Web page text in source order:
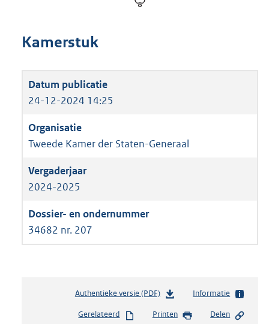
Kamerstuk
24-12-2024 14:25
Tweede Kamer der Staten-Generaal
2024-2025
34682 nr. 207
Authentieke versie (PDF)b
s
Informatie
Gerelateerd Printen Delen